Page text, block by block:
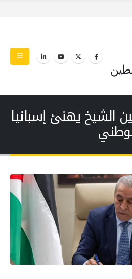
الشيخ يهنئ إسبانيا